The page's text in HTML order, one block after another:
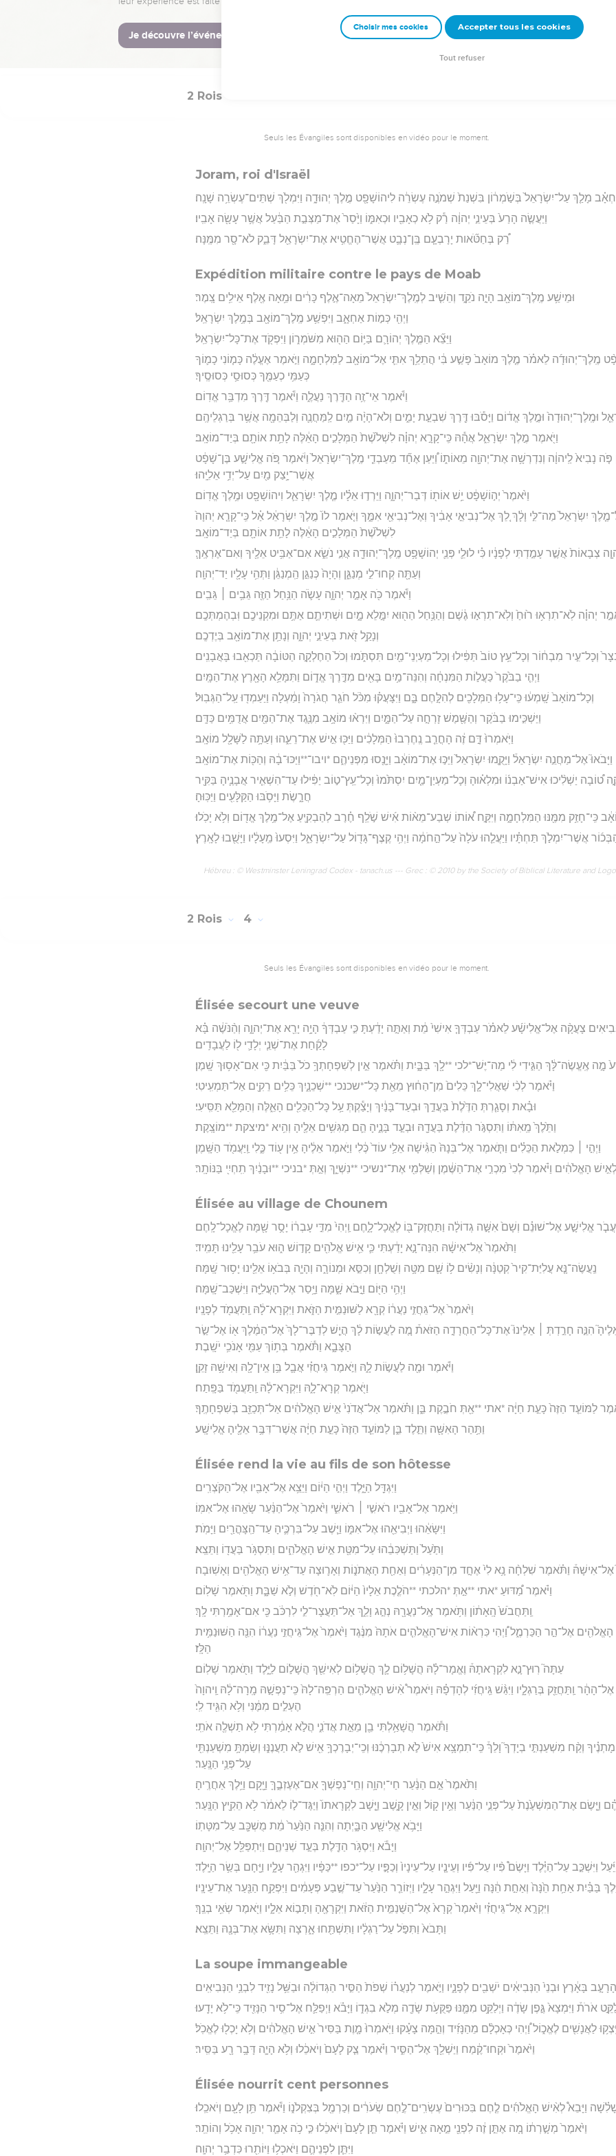
וַיֵּ֥לֶךְ מִשָּׁ֖ם אֶל־הַ֣ר הַכַּרְמֶ֑ל וּמִשָּׁ֖ם שָׁ֥ב שֹׁמְרֽוֹן׃
Hébreu : © Westminster Leningrad Codex - tanach.us --- Grec : © 2010 by the Society of Biblical Literature and
2 Rois
Seuls les Évangiles sont disponibles en vidéo pour le moment.
Joram, roi d'Israël
מָלַ֤ךְ עַל־יִשְׂרָאֵל֙ בְּשֹׁ֣מְר֔וֹן בִּשְׁנַת֙ שְׁמֹנֶ֣ה עֶשְׂרֵ֔ה לִיהוֹשָׁפָ֖ט מֶ֣לֶךְ יְהוּדָ֑ה וַיִּמְלֹ֖ךְ שְׁתֵּים־עֶשְׂרֵ֥ה שָׁנָֽה׃
וַיַּעֲשֶׂ֤ה הָרַע֙ בְּעֵינֵ֣י יְהוָ֔ה רַ֕ק לֹ֥א כְאָבִ֖יו וּכְאִמּ֑וֹ וַיָּ֙סַר֙ אֶת־מַצְּבַ֣ת הַבַּ֔עַל אֲשֶׁ֥ר עָשָׂ֖ה אָבִֽיו׃
רַ֠ק בְּחַטֹּ֞אות יָרָבְעָ֧ם בֶּֽן־נְבָ֛ט אֲשֶׁר־הֶחֱטִ֥יא אֶת־יִשְׂרָאֵ֖ל דָּבֵ֑ק לֹא־סָ֖ר מִמֶּֽנָּה׃
Expédition militaire contre le pays de Moab
וּמֵישַׁ֥ע מֶֽלֶךְ־מוֹאָ֖ב הָיָ֣ה נֹקֵ֑ד וְהֵשִׁ֤יב לְמֶֽלֶךְ־יִשְׂרָאֵל֙ מֵאָה־אֶ֣לֶף כָּרִ֔ים וּמֵ֥אָה אֶ֖לֶף אֵילִ֥ים צָֽמֶר׃
וַיְהִ֖י כְּמ֣וֹת אַחְאָ֑ב וַיִּפְשַׁ֥ע מֶֽלֶךְ־מוֹאָ֖ב בְּמֶ֥לֶךְ יִשְׂרָאֵֽל׃
וַיֵּצֵ֞א הַמֶּ֧לֶךְ יְהוֹרָ֛ם בַּיּ֥וֹם הַה֖וּא מִשֹּׁמְר֑וֹן וַיִּפְקֹ֖ד אֶת־כָּל־יִשְׂרָאֵֽל׃
מֶֽלֶךְ־יְהוּדָ֜ה לֵאמֹ֗ר מֶ֤לֶךְ מוֹאָב֙ פָּשַׁ֣ע בִּ֔י הֲתֵלֵ֥ךְ אִתִּ֛י אֶל־מוֹאָ֖ב לַמִּלְחָמָ֑ה וַיֹּ֣אמֶר אֶעֱלֶ֔ה כָּמ֧וֹנִי כָמ֛וֹךָ
כְּעַמִּ֥י כְעַמֶּ֖ךָ כְּסוּסַ֥י כְּסוּסֶֽיךָ׃
וַיֹּ֕אמֶר אֵי־זֶ֥ה הַדֶּ֖רֶךְ נַעֲלֶ֑ה וַיֹּ֕אמֶר דֶּ֖רֶךְ מִדְבַּ֥ר אֱדֽוֹם׃
וּמֶֽלֶך־יְהוּדָה֙ וּמֶ֣לֶךְ אֱד֔וֹם וַיָּסֹ֕בּוּ דֶּ֖רֶךְ שִׁבְעַ֣ת יָמִ֑ים וְלֹא־הָיָ֨ה מַ֧יִם לַֽמַּחֲנֶ֛ה וְלַבְּהֵמָ֖ה אֲשֶׁ֥ר בְּרַגְלֵיהֶֽם׃
וַיֹּ֖אמֶר מֶ֣לֶךְ יִשְׂרָאֵ֑ל אֲהָ֕הּ כִּֽי־קָרָ֣א יְהוָ֗ה לִשְׁלֹ֙שֶׁת֙ הַמְּלָכִ֣ים הָאֵ֔לֶּה לָתֵ֥ת אוֹתָ֖ם בְּיַד־מוֹאָֽב׃
פֹּ֤ה נָבִיא֙ לַֽיהוָ֔ה וְנִדְרְשָׁ֥ה אֶת־יְהוָ֖ה מֵאוֹת֑וֹ וַ֠יַּעַן אֶחָ֞ד מֵעַבְדֵ֤י מֶֽלֶךְ־יִשְׂרָאֵל֙ וַיֹּ֔אמֶר פֹּ֚ה אֱלִישָׁ֣ע בֶּן־שָׁפָ֔ט
אֲשֶׁר־יָ֥צַק מַ֖יִם עַל־יְדֵ֥י אֵלִיָּֽהוּ׃
וַיֹּ֙אמֶר֙ יְה֣וֹשָׁפָ֔ט יֵ֥שׁ אוֹת֖וֹ דְּבַר־יְהוָ֑ה וַיֵּרְד֣וּ אֵלָ֗יו מֶ֧לֶךְ יִשְׂרָאֵ֛ל וִיהוֹשָׁפָ֖ט וּמֶ֥לֶךְ אֱדֽוֹם׃
יִשְׂרָאֵל֙ מַה־לִּ֣י וָלָ֔ךְ לֵ֚ךְ אֶל־נְבִיאֵ֣י אָבִ֔יךָ וְאֶל־נְבִיאֵ֖י אִמֶּ֑ךָ וַיֹּ֤אמֶר לוֹ֙ מֶ֣לֶךְ יִשְׂרָאֵ֔ל אַ֗ל כִּֽי־קָרָ֤א יְהוָה֙
לִשְׁלֹ֙שֶׁת֙ הַמְּלָכִ֣ים הָאֵ֔לֶּה לָתֵ֥ת אוֹתָ֖ם בְּיַד־מוֹאָֽב׃
צְבָאוֹת֙ אֲשֶׁ֣ר עָמַ֣דְתִּי לְפָנָ֔יו כִּ֗י לוּלֵ֛י פְּנֵ֛י יְהוֹשָׁפָ֥ט מֶֽלֶךְ־יְהוּדָ֖ה אֲנִ֣י נֹשֵׂ֑א אִם־אַבִּ֥יט אֵלֶ֖יךָ וְאִם־אֶרְאֶֽךָּ׃
וְעַתָּ֖ה קְחוּ־לִ֣י מְנַגֵּ֑ן וְהָיָה֙ כְּנַגֵּ֣ן הַֽמְנַגֵּ֔ן וַתְּהִ֥י עָלָ֖יו יַד־יְהוָֽה׃
וַיֹּ֕אמֶר כֹּ֖ה אָמַ֣ר יְהוָ֑ה עָשֹׂ֛ה הַנַּ֥חַל הַזֶּ֖ה גֵּבִ֥ים ׀ גֵּבִֽים׃
יְהוָ֗ה לֹֽא־תִרְא֥וּ ר֙וּחַ֙ וְלֹֽא־תִרְא֣וּ גֶ֔שֶׁם וְהַנַּ֥חַל הַה֖וּא יִמָּ֣לֵא מָ֑יִם וּשְׁתִיתֶ֛ם אַתֶּ֥ם וּמִקְנֵיכֶ֖ם וּֽבְהֶמְתְּכֶֽם׃
וְנָקַ֥ל זֹ֖את בְּעֵינֵ֣י יְהוָ֑ה וְנָתַ֥ן אֶת־מוֹאָ֖ב בְּיֶדְכֶֽם׃
וְכָל־עִ֣יר מִבְח֔וֹר וְכָל־עֵ֥ץ טוֹב֙ תַּפִּ֔ילוּ וְכָל־מַעְיְנֵי־מַ֖יִם תִּסְתֹּ֑מוּ וְכֹל֙ הַחֶלְקָ֣ה הַטּוֹבָ֔ה תַּכְאִ֖בוּ בָּאֲבָנִֽים׃
וַיְהִ֤י בַבֹּ֙קֶר֙ כַּעֲל֣וֹת הַמִּנְחָ֔ה וְהִנֵּה־מַ֥יִם בָּאִ֖ים מִדֶּ֣רֶךְ אֱד֑וֹם וַתִּמָּלֵ֥א הָאָ֖רֶץ אֶת־הַמָּֽיִם׃
וְכָל־מוֹאָב֙ שָֽׁמְע֔וּ כִּֽי־עָל֥וּ הַמְּלָכִ֖ים לְהִלָּ֣חֶם בָּ֑ם וַיִּצָּעֲק֗וּ מִכֹּ֨ל חֹגֵ֤ר חֲגֹרָה֙ וָמַ֔עְלָה וַיַּעַמְד֖וּ עַֽל־הַגְּבֽוּל׃
וַיַּשְׁכִּ֣ימוּ בַבֹּ֔קֶר וְהַשֶּׁ֖מֶשׁ זָרְחָ֣ה עַל־הַמָּ֑יִם וַיִּרְא֨וּ מוֹאָ֥ב מִנֶּ֛גֶד אֶת־הַמַּ֖יִם אֲדֻמִּ֥ים כַּדָּֽם׃
וַיֹּֽאמְרוּ֙ דָּ֣ם זֶ֔ה הָחֳרֵ֤ב נֶֽחֶרְבוּ֙ הַמְּלָכִ֔ים וַיַּכּ֖וּ אִ֣ישׁ אֶת־רֵעֵ֑הוּ וְעַתָּ֥ה לַשָּׁלָ֖ל מוֹאָֽב׃
וַיָּבֹאוּ֮ אֶל־מַחֲנֵ֣ה יִשְׂרָאֵל֒ וַיָּקֻ֤מוּ יִשְׂרָאֵל֙ וַיַּכּ֣וּ אֶת־מוֹאָ֔ב וַיָּנֻ֖סוּ מִפְּנֵיהֶ֑ם *ויבו־**וַיַּכּוּ־בָ֔הּ וְהַכּ֖וֹת אֶת־מוֹאָֽב׃
ט֠וֹבָה יַשְׁלִ֨יכוּ אִישׁ־אַבְנ֜וֹ וּמִלְא֗וּהָ וְכָל־מַעְיַן־מַ֤יִם יִסְתֹּ֙מוּ֙ וְכָל־עֵֽץ־ט֣וֹב יַפִּ֔ילוּ עַד־הִשְׁאִ֧יר אֲבָנֶ֛יהָ בַּקִּ֖יר
חֲרָ֑שֶׂת וַיָּסֹ֥בּוּ הַקַּלָּעִ֖ים וַיַּכּֽוּהָ׃
כִּֽי־חָזַ֥ק מִמֶּ֖נּוּ הַמִּלְחָמָ֑ה וַיִּקַּ֣ח א֠וֹתוֹ שְׁבַע־מֵא֨וֹת אִ֜ישׁ שֹׁ֣לֵֽף חֶ֗רֶב לְהַבְקִ֛יעַ אֶל־מֶ֥לֶךְ אֱד֖וֹם וְלֹ֥א יָכֹֽלוּ׃
אֲשֶׁר־יִמְלֹ֣ךְ תַּחְתָּ֗יו וַיַּעֲלֵ֤הוּ עֹלָה֙ עַל־הַ֣חֹמָ֔ה וַיְהִ֥י קֶצֶף־גָּד֖וֹל עַל־יִשְׂרָאֵ֑ל וַיִּסְעוּ֙ מֵֽעָלָ֔יו וַיָּשֻׁ֖בוּ לָאָֽרֶץ׃
Hébreu : © Westminster Leningrad Codex - tanach.us --- Grec : © 2010 by the Society of Biblical Literature and
2 Rois 4
Seuls les Évangiles sont disponibles en vidéo pour le moment.
Élisée secourt une veuve
צָעֲקָ֨ה אֶל־אֱלִישָׁ֜ע לֵאמֹ֗ר עַבְדְּךָ֤ אִישִׁי֙ מֵ֔ת וְאַתָּ֣ה יָדַ֔עְתָּ כִּ֣י עַבְדְּךָ֔ הָיָ֥ה יָרֵ֖א אֶת־יְהוָ֑ה וְהַ֨נֹּשֶׁ֔ה בָּ֗א
לָקַ֜חַת אֶת־שְׁנֵ֧י יְלָדַ֛י ל֖וֹ לַעֲבָדִֽים׃
מָ֣ה אֶֽעֱשֶׂה־לָּ֔ךְ הַגִּ֣ידִי לִ֔י מַה־יֶּשׁ־*לכי **לָ֖ךְ בַּבָּ֑יִת וַתֹּ֗אמֶר אֵ֣ין לְשִׁפְחָתְךָ֥ כֹל֙ בַּבַּ֔יִת כִּ֖י אִם־אָס֥וּךְ שָֽׁמֶן׃
וַיֹּ֗אמֶר לְכִ֨י שַׁאֲלִי־לָ֤ךְ כֵּלִים֙ מִן־הַח֔וּץ מֵאֵ֖ת כָּל־*שכנכי **שְׁכֵנָ֑יִךְ כֵּלִ֥ים רֵקִ֖ים אַל־תַּמְעִֽיטִי׃
וּבָ֗את וְסָגַ֤רְתְּ הַדֶּ֙לֶת֙ בַּעֲדֵ֣ךְ וּבְעַד־בָּנַ֔יִךְ וְיָצַ֕קְתְּ עַ֥ל כָּל־הַכֵּלִ֖ים הָאֵ֑לֶּה וְהַמָּלֵ֖א תַּסִּֽיעִי׃
וַתֵּ֙לֶךְ֙ מֵֽאִתּ֔וֹ וַתִּסְגֹּ֣ר הַדֶּ֔לֶת בַּעֲדָ֖הּ וּבְעַ֣ד בָּנֶ֑יהָ הֵ֛ם מַגִּשִׁ֥ים אֵלֶ֖יהָ וְהִ֥יא *מיצקת **מוֹצָֽקֶת׃
וַיְהִ֣י ׀ כִּמְלֹ֣את הַכֵּלִ֗ים וַתֹּ֤אמֶר אֶל־בְּנָהּ֙ הַגִּ֨ישָׁה אֵלַ֥י עוֹד֙ כֶּ֔לִי וַיֹּ֣אמֶר אֵלֶ֔יהָ אֵ֥ין ע֖וֹד כֶּ֑לִי וַֽיַּעֲמֹ֖ד הַשָּֽׁמֶן׃
הָאֱלֹהִ֔ים וַיֹּ֗אמֶר לְכִי֙ מִכְרִ֣י אֶת־הַשֶּׁ֔מֶן וְשַׁלְּמִ֖י אֶת־*נשיכי **נִשְׁיֵ֑ךְ וְאַ֣תְּ *בניכי **וּבָנַ֔יִךְ תִֽחְיִ֖י בַּנּוֹתָֽר׃
Élisée au village de Chounem
וַיַּעֲבֹ֧ר אֱלִישָׁ֣ע אֶל־שׁוּנֵ֗ם וְשָׁם֙ אִשָּׁ֣ה גְדוֹלָ֔ה וַתַּחֲזֶק־בּ֖וֹ לֶאֱכָל־לָ֑חֶם וַֽיְהִי֙ מִדֵּ֣י עָבְר֔וֹ יָסֻ֥ר שָׁ֖מָּה לֶאֱכָל־לָֽחֶם׃
וַתֹּ֙אמֶר֙ אֶל־אִישָׁ֔הּ הִנֵּה־נָ֣א יָדַ֔עְתִּי כִּ֛י אִ֥ישׁ אֱלֹהִ֖ים קָד֣וֹשׁ ה֑וּא עֹבֵ֥ר עָלֵ֖ינוּ תָּמִֽיד׃
נַֽעֲשֶׂה־נָּ֤א עֲלִיַּת־קִיר֙ קְטַנָּ֔ה וְנָשִׂ֨ים ל֥וֹ שָׁ֛ם מִטָּ֥ה וְשֻׁלְחָ֖ן וְכִסֵּ֣א וּמְנוֹרָ֑ה וְהָיָ֛ה בְּבֹא֥וֹ אֵלֵ֖ינוּ יָס֥וּר שָֽׁמָּה׃
וַיְהִ֥י הַיּ֖וֹם וַיָּ֣בֹא שָׁ֑מָּה וַיָּ֥סַר אֶל־הָעֲלִיָּ֖ה וַיִּשְׁכַּב־שָֽׁמָּה׃
וַיֹּ֙אמֶר֙ אֶל־גֵּחֲזִ֣י נַעֲר֔וֹ קְרָ֖א לַשּׁוּנַמִּ֣ית הַזֹּ֑את וַיִּקְרָא־לָ֔הּ וַֽתַּעֲמֹ֖ד לְפָנָֽיו׃
הִנֵּ֣ה חָרַ֣דְתְּ ׀ אֵלֵינוּ֮ אֶת־כָּל־הַחֲרָדָ֣ה הַזֹּאת֒ מֶ֚ה לַעֲשׂ֣וֹת לָ֔ךְ הֲיֵ֤שׁ לְדַבֶּר־לָךְ֙ אֶל־הַמֶּ֔לֶךְ א֖וֹ אֶל־שַׂ֣ר
הַצָּבָ֑א וַתֹּ֕אמֶר בְּת֥וֹךְ עַמִּ֖י אָנֹכִ֥י יֹשָֽׁבֶת׃
וַיֹּ֕אמֶר וּמֶ֖ה לַעֲשׂ֣וֹת לָ֑הּ וַיֹּ֣אמֶר גֵּיחֲזִ֗י אֲבָ֛ל בֵּ֥ן אֵֽין־לָ֖הּ וְאִישָׁ֥הּ זָקֵֽן׃
וַיֹּ֖אמֶר קְרָא־לָ֑הּ וַיִּקְרָא־לָ֔הּ וַֽתַּעֲמֹ֖ד בַּפָּֽתַח׃
לַמּוֹעֵ֤ד הַזֶּה֙ כָּעֵ֣ת חַיָּ֔ה *אתי **אַ֖תְּ חֹבֶ֣קֶת בֵּ֑ן וַתֹּ֗אמֶר אַל־אֲדֹנִי֙ אִ֣ישׁ הָאֱלֹהִ֔ים אַל־תְּכַזֵּ֖ב בְּשִׁפְחָתֶֽךָ׃
וַתַּ֥הַר הָאִשָּׁ֖ה וַתֵּ֣לֶד בֵּ֑ן לַמּוֹעֵ֤ד הַזֶּה֙ כָּעֵ֣ת חַיָּ֔ה אֲשֶׁר־דִּבֶּ֥ר אֵלֶ֖יהָ אֱלִישָֽׁע׃
Élisée rend la vie au fils de son hôtesse
וַיִּגְדַּ֖ל הַיָּ֑לֶד וַיְהִ֣י הַיּ֔וֹם וַיֵּצֵ֥א אֶל־אָבִ֖יו אֶל־הַקֹּצְרִֽים׃
וַיֹּ֥אמֶר אֶל־אָבִ֖יו רֹאשִׁ֣י ׀ רֹאשִׁ֑י וַיֹּ֙אמֶר֙ אֶל־הַנַּ֔עַר שָׂאֵ֖הוּ אֶל־אִמּֽוֹ׃
וַיִּשָּׂאֵ֔הוּ וַיְבִיאֵ֖הוּ אֶל־אִמּ֑וֹ וַיֵּ֧שֶׁב עַל־בִּרְכֶּ֛יהָ עַד־הַֽצָּהֳרַ֖יִם וַיָּמֹֽת׃
וַתַּ֙עַל֙ וַתַּשְׁכִּבֵ֔הוּ עַל־מִטַּ֖ת אִ֣ישׁ הָאֱלֹהִ֑ים וַתִּסְגֹּ֥ר בַּעֲד֖וֹ וַתֵּצֵֽא׃
וַתֹּ֗אמֶר שִׁלְחָ֨ה נָ֥א לִי֙ אֶחָ֣ד מִן־הַנְּעָרִ֔ים וְאַחַ֖ת הָאֲתֹנ֑וֹת וְאָר֛וּצָה עַד־אִ֥ישׁ הָאֱלֹהִ֖ים וְאָשֽׁוּבָה׃
וַיֹּ֗אמֶר מַ֠דּוּעַ *אתי **אַ֣תְּ *הלכתי **הֹלֶ֤כֶת אֵלָיו֙ הַיּ֔וֹם לֹֽא־חֹ֖דֶשׁ וְלֹ֣א שַׁבָּ֑ת וַתֹּ֖אמֶר שָׁלֽוֹם׃
וַֽתַּחֲבֹשׁ֙ הָֽאָת֔וֹן וַתֹּ֥אמֶר אֶֽל־נַעֲרָ֖הּ נְהַ֣ג וָלֵ֑ךְ אַל־תַּעֲצָר־לִ֣י לִרְכֹּ֔ב כִּ֖י אִם־אָמַ֥רְתִּי לָֽךְ׃
אֶל־הַ֣ר הַכַּרְמֶ֑ל וַ֠יְהִי כִּרְא֨וֹת אִישׁ־הָאֱלֹהִ֤ים אֹתָהּ֙ מִנֶּ֔גֶד וַיֹּ֙אמֶר֙ אֶל־גֵּיחֲזִ֣י נַעֲר֔וֹ הִנֵּ֖ה הַשּׁוּנַמִּ֥ית
הַלָּֽז׃
עַתָּה֮ רֽוּץ־נָ֣א לִקְרָאתָהּ֒ וֶאֱמָר־לָ֗הּ הֲשָׁל֥וֹם לָ֛ךְ הֲשָׁל֥וֹם לְאִישֵׁ֖ךְ הֲשָׁל֣וֹם לַיָּ֑לֶד וַתֹּ֖אמֶר שָׁלֽוֹם׃
וַֽתַּחֲזֵ֖ק בְּרַגְלָ֑יו וַיִּגַּ֨שׁ גֵּֽיחֲזִ֜י לְהָדְפָ֗הּ וַיֹּאמֶר֩ אִ֨ישׁ הָאֱלֹהִ֤ים הַרְפֵּֽה־לָהּ֙ כִּֽי־נַפְשָׁ֣הּ מָֽרָה־לָ֔הּ וַֽיהוָה֙
הֶעְלִ֣ים מִמֶּ֔נִּי וְלֹ֥א הִגִּ֖יד לִֽי׃
וַתֹּ֕אמֶר הֲשָׁאַ֥לְתִּי בֵ֖ן מֵאֵ֣ת אֲדֹנִ֑י הֲלֹ֣א אָמַ֔רְתִּי לֹ֥א תַשְׁלֶ֖ה אֹתִֽי׃
מָתְנֶ֗יךָ וְקַ֨ח מִשְׁעַנְתִּ֣י בְיָדְךָ֮ וָלֵךְ֒ כִּֽי־תִמְצָ֥א אִישׁ֙ לֹ֣א תְבָרְכֶ֔נּוּ וְכִֽי־יְבָרֶכְךָ֥ אִ֖ישׁ לֹ֣א תַעֲנֶנּ֑וּ וְשַׂמְתָּ֥ מִשְׁעַנְתִּ֖י
עַל־פְּנֵ֥י הַנָּֽעַר׃
וַתֹּ֙אמֶר֙ אֵ֣ם הַנַּ֔עַר חַי־יְהוָ֥ה וְחֵֽי־נַפְשְׁךָ֖ אִם־אֶעֶזְבֶ֑ךָּ וַיָּ֖קָם וַיֵּ֥לֶךְ אַחֲרֶֽיהָ׃
וַיָּ֤שֶׂם אֶת־הַמִּשְׁעֶ֙נֶת֙ עַל־פְּנֵ֣י הַנַּ֔עַר וְאֵ֥ין ק֖וֹל וְאֵ֣ין קָ֑שֶׁב וַיָּ֤שָׁב לִקְרָאתוֹ֙ וַיַּגֶּד־ל֣וֹ לֵאמֹ֔ר לֹ֥א הֵקִ֖יץ הַנָּֽעַר׃
וַיָּבֹ֥א אֱלִישָׁ֖ע הַבָּ֑יְתָה וְהִנֵּ֤ה הַנַּ֙עַר֙ מֵ֔ת מֻשְׁכָּ֖ב עַל־מִטָּתֽוֹ׃
וַיָּבֹ֕א וַיִּסְגֹּ֥ר הַדֶּ֖לֶת בְּעַ֣ד שְׁנֵיהֶ֑ם וַיִּתְפַּלֵּ֖ל אֶל־יְהוָֽה׃
וַיִּשְׁכַּ֣ב עַל־הַיֶּ֗לֶד וַיָּשֶׂם֩ פִּ֨יו עַל־פִּ֜יו וְעֵינָ֤יו עַל־עֵינָיו֙ וְכַפָּ֣יו עַל־*כפו **כַּפָּ֔יו וַיִּגְהַ֖ר עָלָ֑יו וַיָּ֖חָם בְּשַׂ֥ר הַיָּֽלֶד׃
בַּבַּ֗יִת אַחַ֥ת הֵ֙נָּה֙ וְאַחַ֣ת הֵ֔נָּה וַיַּ֖עַל וַיִּגְהַ֣ר עָלָ֑יו וַיְזוֹרֵ֤ר הַנַּ֙עַר֙ עַד־שֶׁ֣בַע פְּעָמִ֔ים וַיִּפְקַ֥ח הַנַּ֖עַר אֶת־עֵינָֽיו׃
וַיִּקְרָ֣א אֶל־גֵּיחֲזִ֗י וַיֹּ֙אמֶר֙ קְרָא֙ אֶל־הַשֻּׁנַמִּ֣ית הַזֹּ֔את וַיִּקְרָאֶ֖הָ וַתָּב֣וֹא אֵלָ֑יו וַיֹּ֖אמֶר שְׂאִ֥י בְנֵֽךְ׃
וַתָּבֹא֙ וַתִּפֹּ֣ל עַל־רַגְלָ֔יו וַתִּשְׁתַּ֖חוּ אָ֑רְצָה וַתִּשָּׂ֥א אֶת־בְּנָ֖הּ וַתֵּצֵֽא׃
La soupe immangeable
בָּאָ֔רֶץ וּבְנֵי֙ הַנְּבִיאִ֔ים יֹשְׁבִ֖ים לְפָנָ֑יו וַיֹּ֣אמֶר לְנַעֲר֗וֹ שְׁפֹת֙ הַסִּ֣יר הַגְּדוֹלָ֔ה וּבַשֵּׁ֥ל נָזִ֖יד לִבְנֵ֥י הַנְּבִיאִֽים׃
אֹרֹת֒ וַיִּמְצָא֙ גֶּ֣פֶן שָׂדֶ֔ה וַיְלַקֵּ֥ט מִמֶּ֛נּוּ פַּקֻּעֹ֥ת שָׂדֶ֖ה מְלֹ֣א בִגְד֑וֹ וַיָּבֹ֗א וַיְפַלַּ֛ח אֶל־סִ֥יר הַנָּזִ֖יד כִּֽי־לֹ֥א יָדָֽעוּ׃
לַאֲנָשִׁ֖ים לֶאֱכ֑וֹל וַ֠יְהִי כְּאָכְלָ֨ם מֵהַנָּזִ֜יד וְהֵ֣מָּה צָעָ֗קוּ וַיֹּֽאמְרוּ֙ מָ֤וֶת בַּסִּיר֙ אִ֣ישׁ הָאֱלֹהִ֔ים וְלֹ֥א יָכְל֖וּ לֶאֱכֹֽל׃
וַיֹּ֙אמֶר֙ וּקְחוּ־קֶ֔מַח וַיַּשְׁלֵ֖ךְ אֶל־הַסִּ֑יר וַיֹּ֗אמֶר צַ֤ק לָעָם֙ וְיֹאכֵ֔לוּ וְלֹ֥א הָיָ֛ה דָּבָ֥ר רָ֖ע בַּסִּֽיר׃
Élisée nourrit cent personnes
וַיָּבֵא֩ לְאִ֨ישׁ הָאֱלֹהִ֜ים לֶ֤חֶם בִּכּוּרִים֙ עֶשְׂרִֽים־לֶ֣חֶם שְׂעֹרִ֔ים וְכַרְמֶ֖ל בְּצִקְלֹנ֑וֹ וַיֹּ֕אמֶר תֵּ֥ן לָעָ֖ם וְיֹאכֵֽלוּ׃
וַיֹּ֙אמֶר֙ מְשָׁ֣רְת֔וֹ מָ֚ה אֶתֵּ֣ן זֶ֔ה לִפְנֵ֖י מֵ֣אָה אִ֑ישׁ וַיֹּ֗אמֶר תֵּ֤ן לָעָם֙ וְיֹאכֵ֔לוּ כִּ֣י כֹ֥ה אָמַ֛ר יְהוָ֖ה אָכֹ֥ל וְהוֹתֵֽר׃
וַיִּתֵּ֧ן לִפְנֵיהֶ֛ם וַיֹּאכְל֥וּ וַיּוֹתִ֖רוּ כִּדְבַ֥ר יְהוָֽה׃
Choisir mes cookies Accepter tous les cookies
Tout refuser